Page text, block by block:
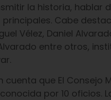
la historia, hablar
Cabe
Vélez, Daniel
entre otros,
cuenta que El
por 10 oficios.